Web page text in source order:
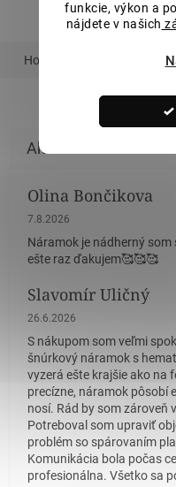
funkcie, výkon a
nájdete v našich
Hodnotenie Podobný
Olina Bončikova
Hodnotenie obchodu je 5 z
7.8.2026
Náramok je nádherný
ešte raz ďakujem🥰🥰🥰
Slavomír Uličný
Hodnotenie obchodu je 5 z
26.6.2026
S nákupom som veľmi
šnúrkový náramok s
vyzerá ešte krajšie ako na
precízne, náramok pôsobí
nosí. Rád by som zároveň
Potreboval som upraviť
problém so spárovaním
Komunikácia bola počas
profesionálna. Všetko sa